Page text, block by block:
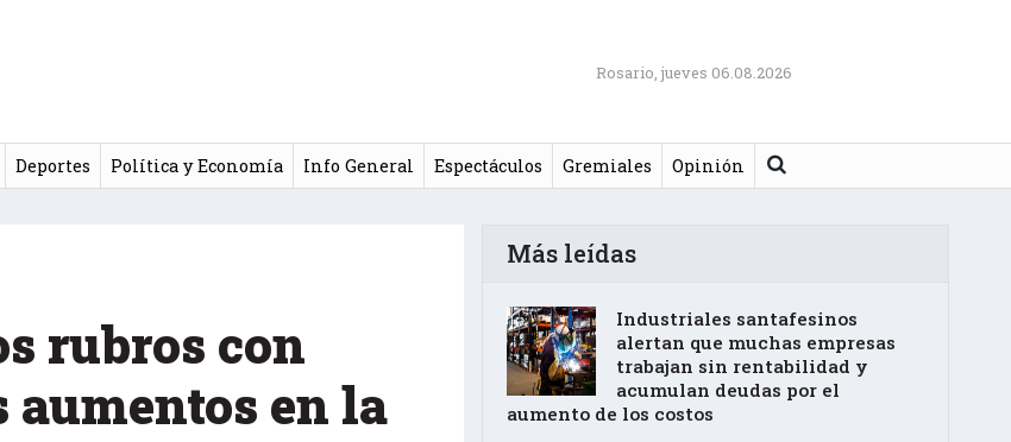
Rosario, jueves 06.08.2026
Deportes Política y Economía Info General Espectáculos Gremiales Opinión Buscar
rubros con
en la
Más leídas
Industriales santafesinos
alertan que muchas empresas
trabajan sin rentabilidad y
acumulan deudas por el
aumento de los costos